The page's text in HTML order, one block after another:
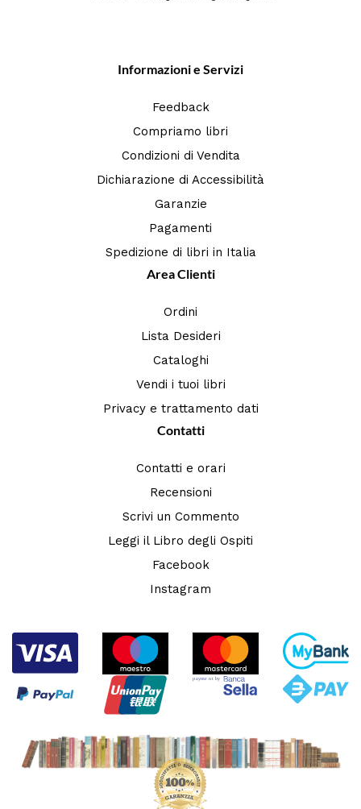
Informazioni e Servizi
Feedback
Compriamo libri
Condizioni di Vendita
Dichiarazione di Accessibilità
Garanzie
Pagamenti
Spedizione di libri in Italia
Area Clienti
Ordini
Lista Desideri
Cataloghi
Vendi i tuoi libri
Privacy e trattamento dati
Contatti
Contatti e orari
Recensioni
Scrivi un Commento
Leggi il Libro degli Ospiti
Facebook
Instagram